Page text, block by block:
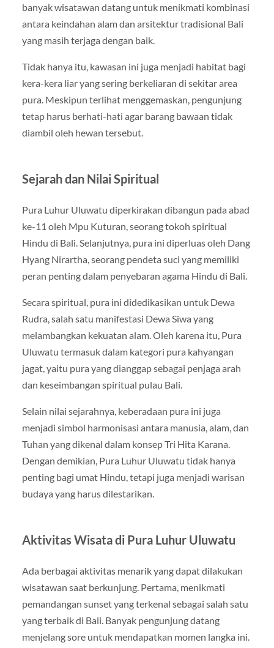
banyak wisatawan datang untuk menikmati kombinasi
antara keindahan alam dan arsitektur tradisional Bali
yang masih terjaga dengan baik.
Tidak hanya itu, kawasan ini juga menjadi habitat bagi
kera-kera liar yang sering berkeliaran di sekitar area
pura. Meskipun terlihat menggemaskan, pengunjung
tetap harus berhati-hati agar barang bawaan tidak
diambil oleh hewan tersebut.
Sejarah dan Nilai Spiritual
Pura Luhur Uluwatu diperkirakan dibangun pada abad
ke-11 oleh Mpu Kuturan, seorang tokoh spiritual
Hindu di Bali. Selanjutnya, pura ini diperluas oleh Dang
Hyang Nirartha, seorang pendeta suci yang memiliki
peran penting dalam penyebaran agama Hindu di Bali.
Secara spiritual, pura ini didedikasikan untuk Dewa
Rudra, salah satu manifestasi Dewa Siwa yang
melambangkan kekuatan alam. Oleh karena itu, Pura
Uluwatu termasuk dalam kategori pura kahyangan
jagat, yaitu pura yang dianggap sebagai penjaga arah
dan keseimbangan spiritual pulau Bali.
Selain nilai sejarahnya, keberadaan pura ini juga
menjadi simbol harmonisasi antara manusia, alam, dan
Tuhan yang dikenal dalam konsep Tri Hita Karana.
Dengan demikian, Pura Luhur Uluwatu tidak hanya
penting bagi umat Hindu, tetapi juga menjadi warisan
budaya yang harus dilestarikan.
Aktivitas Wisata di Pura Luhur Uluwatu
Ada berbagai aktivitas menarik yang dapat dilakukan
wisatawan saat berkunjung. Pertama, menikmati
pemandangan sunset yang terkenal sebagai salah satu
yang terbaik di Bali. Banyak pengunjung datang
menjelang sore untuk mendapatkan momen langka ini.